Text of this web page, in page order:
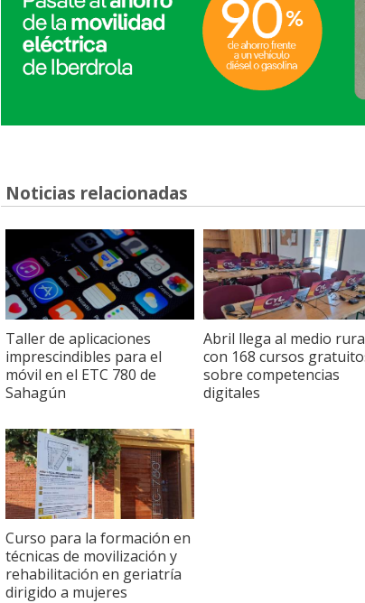
Noticias relacionadas
Taller de aplicaciones
imprescindibles para el
móvil en el ETC 780 de
Sahagún
Abril llega al medio
con 168 cursos
sobre competencias
digitales
Curso para la formación en
técnicas de movilización y
rehabilitación en geriatría
dirigido a mujeres